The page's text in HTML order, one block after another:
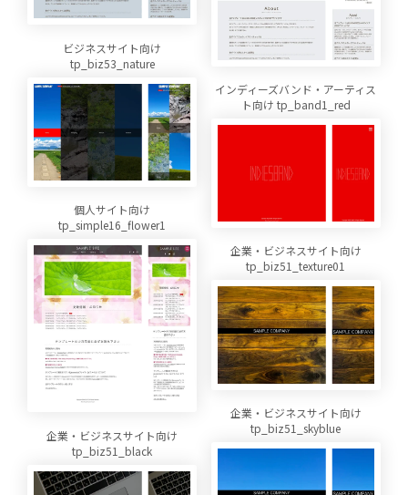
ビジネスサイト向け
tp_biz53_nature
インディーズバンド・アーティス
ト向け tp_band1_red
個人サイト向け
tp_simple16_flower1
企業・ビジネスサイト向け
tp_biz51_texture01
企業・ビジネスサイト向け
tp_biz51_skyblue
企業・ビジネスサイト向け
tp_biz51_black